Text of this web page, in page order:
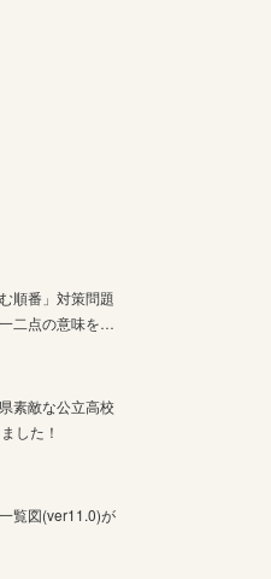
順番」対策問題
二点の意味を…
素敵な公立高校
した！
覧図(ver11.0)が